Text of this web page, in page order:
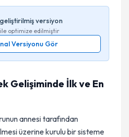
versiyon
optimize edilmiştir
Versiyonu Gör
Gelişiminde İlk ve En
annesi tarafından
üzerine kurulu bir sisteme